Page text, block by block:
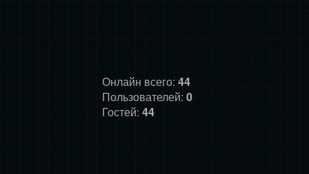
Онлайн всего: 44
Пользователей: 0
Гостей: 44